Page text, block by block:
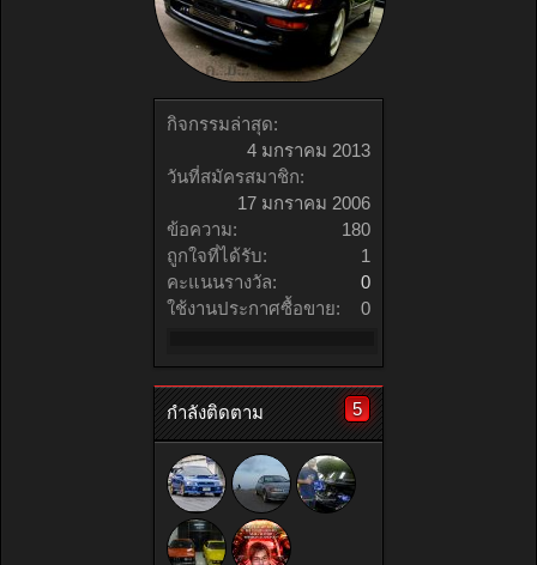
กิจกรรมล่าสุด:
4 มกราคม 2013
วันที่สมัครสมาชิก:
17 มกราคม 2006
ข้อความ:
180
ถูกใจที่ได้รับ:
1
คะแนนรางวัล:
0
ใช้งานประกาศซื้อขาย:
0
กำลังติดตาม 5